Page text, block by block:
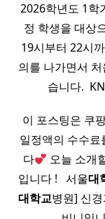
2026학년도 1학
정 학생을 대상
19시부터 22시
의를 나가면서
습니다.
이 포스팅은 쿠
일정액의 수수
다
오늘 소개
입니다 ! ​ ​ 서울대
대학교병원] 신